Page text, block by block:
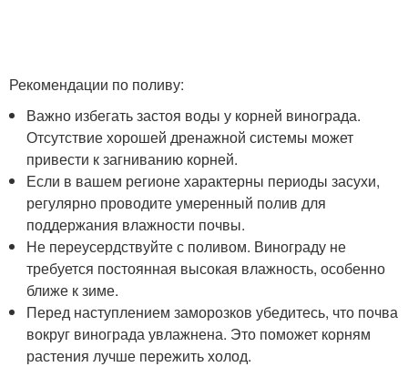
Рекомендации по поливу:
Важно избегать застоя воды у корней винограда.
Отсутствие хорошей дренажной системы может
привести к загниванию корней.
Если в вашем регионе характерны периоды засухи,
регулярно проводите умеренный полив для
поддержания влажности почвы.
Не переусердствуйте с поливом. Винограду не
требуется постоянная высокая влажность, особенно
ближе к зиме.
Перед наступлением заморозков убедитесь, что почва
вокруг винограда увлажнена. Это поможет корням
растения лучше пережить холод.